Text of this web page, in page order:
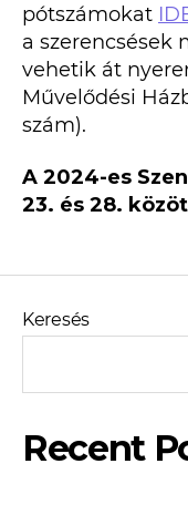
pótszámokat
a szerencsések
vehetik át
Művelődési
szám).
A 2024-es
23. és 28.
Keresés
Recent